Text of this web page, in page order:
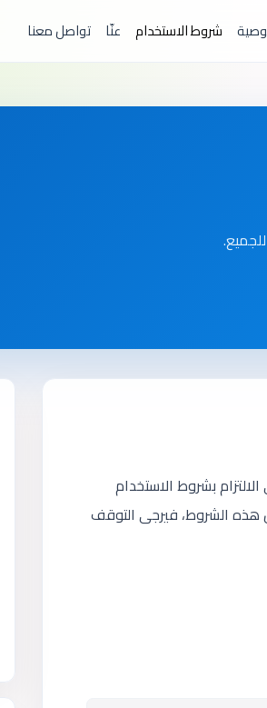
شروط الاستخدام عنّا تواصل معنا
بشروط الاستخدام
هذه الشروط، فيرجى التوقف